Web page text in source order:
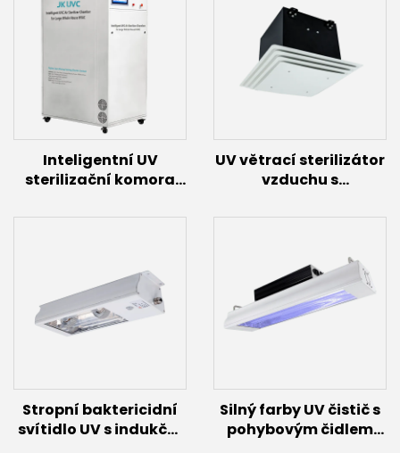
Inteligentní UV
sterilizační komora
lampami (2,4 kW~12
UV větrací sterilizátor
vzduchu s
60 W)
Stropní baktericidní
svítidlo UV s indukční
Silný farby UV čistič s
pohybovým čidlem